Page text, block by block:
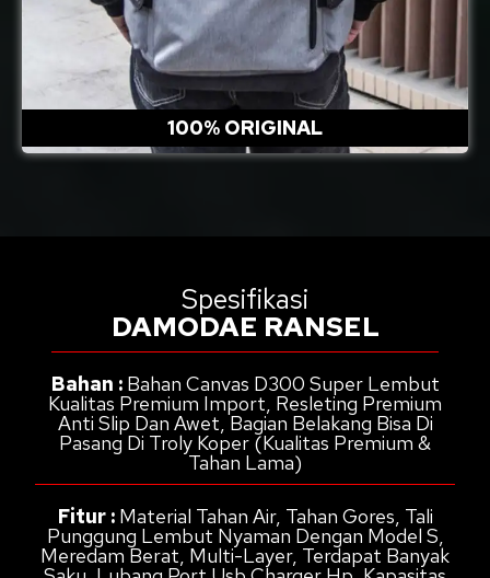
100% ORIGINAL
Spesifikasi
DAMODAE RANSEL
Bahan : Bahan Canvas D300 Super Lembut
Kualitas Premium Import, Resleting Premium
Anti Slip Dan Awet, Bagian Belakang Bisa Di
Pasang Di Troly Koper (Kualitas Premium &
Tahan Lama)
Fitur : Material Tahan Air, Tahan Gores, Tali
Punggung Lembut Nyaman Dengan Model S,
Meredam Berat, Multi-Layer, Terdapat Banyak